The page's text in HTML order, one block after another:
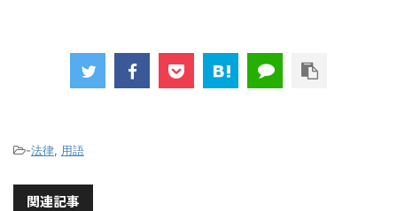
-法律, 用語
関連記事